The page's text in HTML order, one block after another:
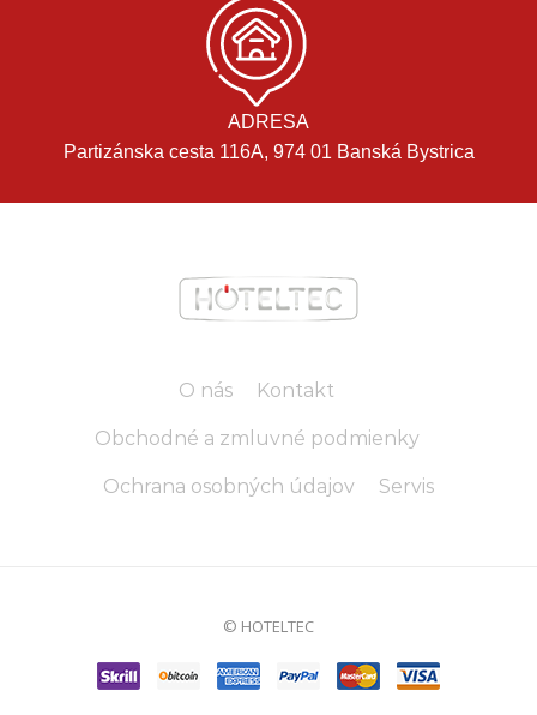
ADRESA
Partizánska cesta 116A, 974 01 Banská Bystrica
O nás Kontakt
Obchodné a zmluvné podmienky
Ochrana osobných údajov Servis
© HOTELTEC